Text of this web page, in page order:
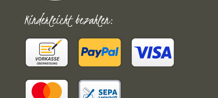
Kinderleicht bezahlen: